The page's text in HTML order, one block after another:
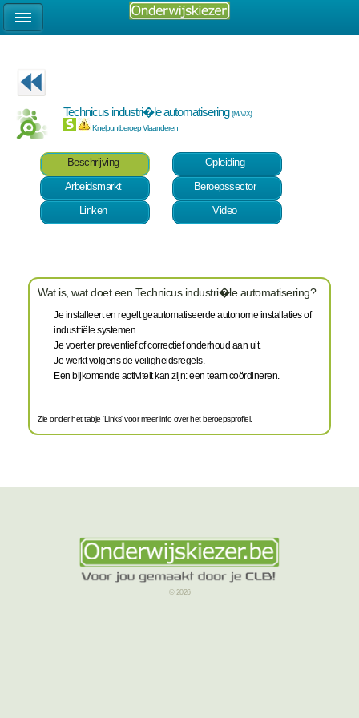
Technicus industri�le automatisering(M/V/X)
Knelpuntberoep Vlaanderen
Beschrijving
Opleiding
Arbeidsmarkt
Beroepssector
Linken
Video
Wat is, wat doet een Technicus industri�le automatisering?
Je installeert en regelt geautomatiseerde autonome installaties of
industriële systemen.
Je voert er preventief of correctief onderhoud aan uit.
Je werkt volgens de veiligheidsregels.
Een bijkomende activiteit kan zijn: een team coördineren.
Zie onder het tabje 'Links' voor meer info over het beroepsprofiel.
© 2026